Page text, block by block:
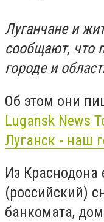
Луганчане и
сообщают, что
городе и
Об этом они
Lugansk News
Луганск - наш
Из Краснодона
(российский)
банкомата,